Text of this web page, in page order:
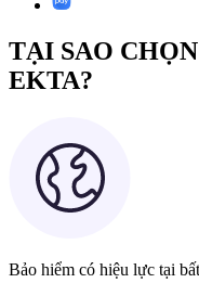
TẠI SAO
EKTA?
Bảo hiểm có hiệu lực tại